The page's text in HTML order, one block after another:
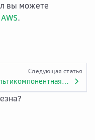
вы можете
.
Следующая статья
Мультикомпонентная (multipart) загрузка